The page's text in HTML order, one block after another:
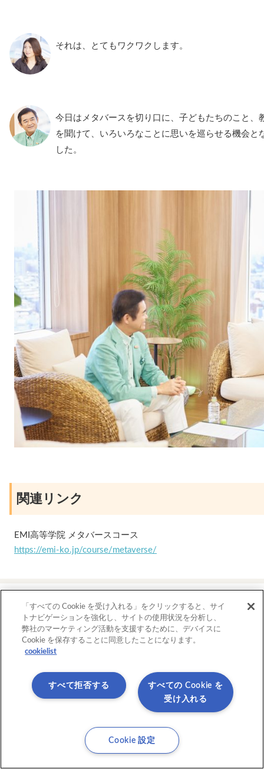
それは、とてもワクワクします。
今日はメタバースを切り口に、子どもたちのこと、
を聞けて、いろいろなことに思いを巡らせる機会と
した。
関連リンク
EMI高等学院 メタバースコース
https://emi-ko.jp/course/metaverse/
この記事がよかったら「いい
シェア
香川妙美
山口県生まれ。音楽業界での就業を経て、
に、現在までライターとして活動。学習情報
るほか、広報・PRの知見を活かし、各種レ
「すべての Cookie を受け入れる」をクリックすると、サイ
トナビゲーションを強化し、サイトの使用状況を分析し、
弊社のマーケティング活動を支援するために、デバイスに
Cookie を保存することに同意したことになります。
cookielist
すべての Cookie を
受け入れる
すべて拒否する
Cookie 設定